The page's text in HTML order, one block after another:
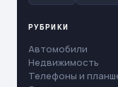
РУБРИКИ
Автомобили
Недвижимость
Телефоны и